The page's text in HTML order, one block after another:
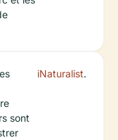
sont
iNaturalist.